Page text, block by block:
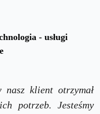
- usługi
nasz klient otrzymał
potrzeb. Jesteśmy